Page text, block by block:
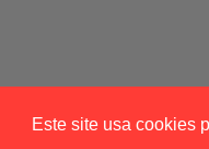
Este site usa cookies